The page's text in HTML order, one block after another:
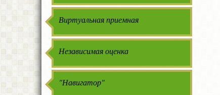
Виртуальная приемная
Независимая оценка
"Навигатор"